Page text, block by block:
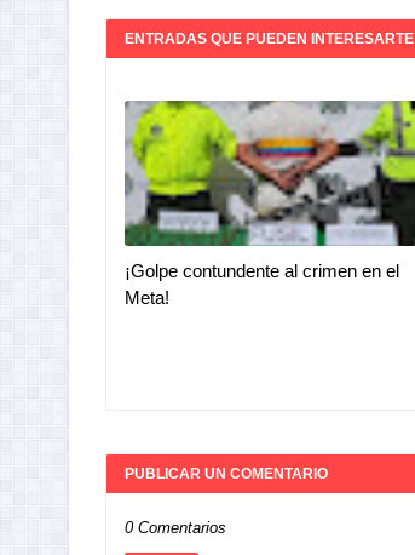
ENTRADAS QUE PUEDEN INTERESARTE
¡Golpe contundente al crimen en el
Meta!
PUBLICAR UN COMENTARIO
0 Comentarios